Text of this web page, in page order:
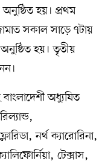
হয়। প্রথম
সকাল সাড়ে ৭টায়
হয়। তৃতীয়
অধ্যুষিত
নর্থ ক্যারোরিনা,
টেক্সাস,